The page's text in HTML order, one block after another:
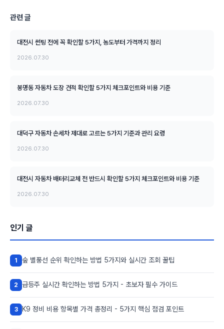
관련 글
대전시 썬팅 전에 꼭 확인할 5가지, 농도부터 가격까지 정리
2026.07.30
봉명동 자동차 도장 견적 확인할 5가지 체크포인트와 비용 기준
2026.07.30
대덕구 자동차 손세차 제대로 고르는 5가지 기준과 관리 요령
2026.07.30
대전시 자동차 배터리교체 전 반드시 확인할 5가지 체크포인트와 비용 기준
2026.07.30
인기 글
1 숲 별풍선 순위 확인하는 방법 5가지와 실시간 조회 꿀팁
2 급등주 실시간 확인하는 방법 5가지 - 초보자 필수 가이드
3 K9 정비 비용 항목별 가격 총정리 - 5가지 핵심 점검 포인트